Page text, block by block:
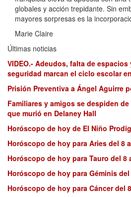
globales y acción trepidante. Sin
mayores sorpresas es la
Marie Claire
Últimas noticias
VIDEO.- Adeudos, falta de
seguridad marcan el ciclo escolar
Prisión Preventiva a Ángel Aguirre
Familiares y amigos se despiden
que murió en Delaney Hall
Horóscopo de hoy de El Niño
Horóscopo de hoy para Aries del 8
Horóscopo de hoy para Tauro del 8
Horóscopo de hoy para Géminis
Horóscopo de hoy para Cáncer del